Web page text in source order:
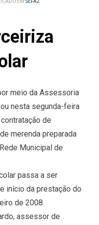
EM SEFAZ
meio da Assessoria
nesta segunda-feira
de
merenda preparada
Municipal de
passa a ser
início da prestação do
de 2008.
assessor de